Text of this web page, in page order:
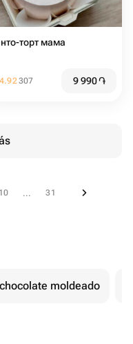
торт мама
4.92307 9 990֏
10 ... 31
moldeado